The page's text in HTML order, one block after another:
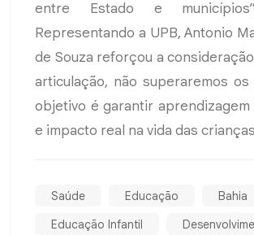
entre Estado e
Representando a UPB, Antonio
de Souza reforçou a
articulação, não superaremos os
objetivo é garantir aprendizagem
e impacto real na vida das
Saúde Educação
Bahia
Educação Infantil